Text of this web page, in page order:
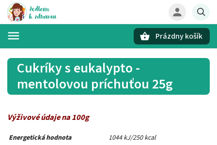
Prázdny košík
Cukríky s eukalypto -
mentolovou príchuťou 25g
Výživové údaje na 100g
Energetická hodnota
1044 kJ/250 kcal